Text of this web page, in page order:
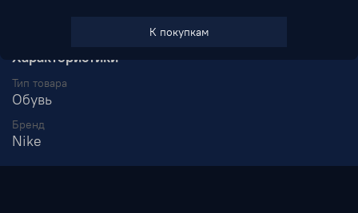
Характеристики
Тип товара
Обувь
Бренд
Nike
К покупкам